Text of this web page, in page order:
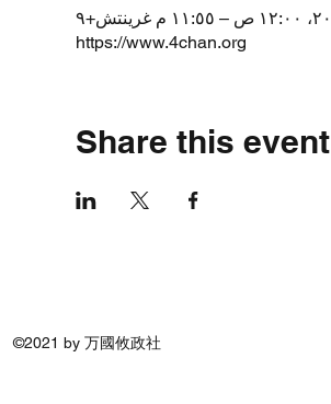
https://www.4chan.org
Share this event
©2021 by 万國攸政社